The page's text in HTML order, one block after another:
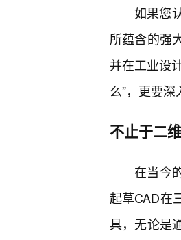
如果您
所蕴含的强
并在工业设
么”，更要深
不止于二
在当今
起草CAD在
具，无论是